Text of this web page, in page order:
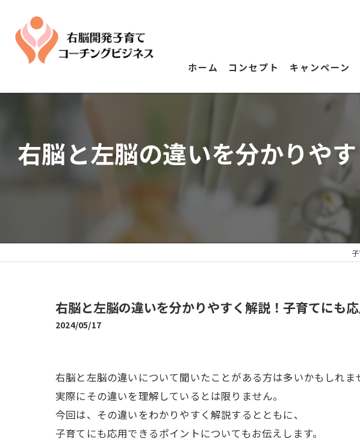
ホーム コンセプト キャンペーン
右脳と左脳の違いを分かりや
右脳と左脳の違いを分かりやすく解説！子育てにも
2024/05/17
右脳と左脳の違いについて聞いたことがある方は多いかもしれま
実際にその違いを理解しているとは限りません。
今回は、その違いをわかりやすく解説するとともに、
子育てにも応用できるポイントについてもお伝えします。